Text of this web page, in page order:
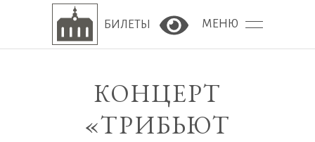
БИЛЕТЫ Версия сайта для
МЕНЮ
КОНЦЕРТ
«ТРИБЬЮТ